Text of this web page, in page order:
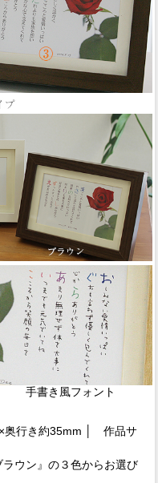
手書き風フォント
奥行き約35mm │ 作品サ
ウン』の３色からお選び